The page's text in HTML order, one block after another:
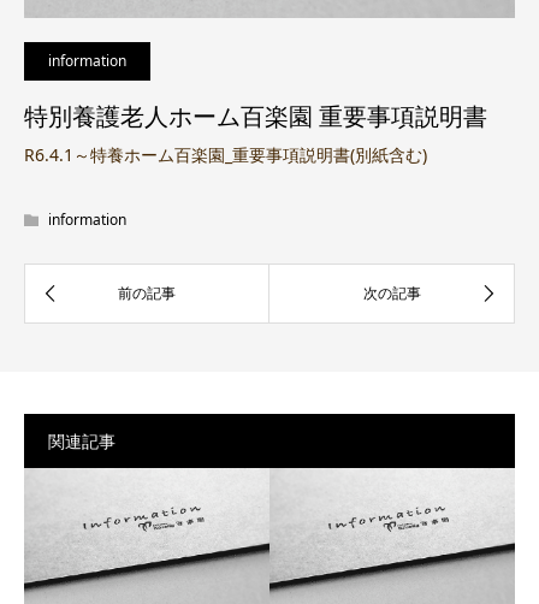
information
特別養護老人ホーム百楽園 重要事項説明書
R6.4.1～特養ホーム百楽園_重要事項説明書(別紙含む)
information
関連記事